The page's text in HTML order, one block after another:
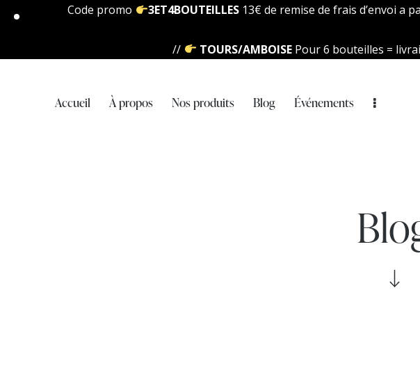
Code promo 3ET4BOUTEILLES13€ de remise de frais d’envoi a
// TOURS/AMBOISEPour 6 bouteilles =
Accueil À propos Nos produits Blog Événements